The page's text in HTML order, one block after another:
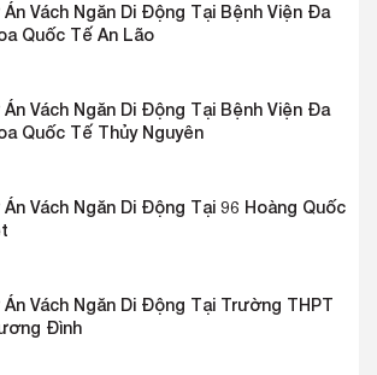
Án Vách Ngăn Di Động Tại Bệnh Viện Đa
Quốc Tế An Lão
Án Vách Ngăn Di Động Tại Bệnh Viện Đa
Quốc Tế Thủy Nguyên
Án Vách Ngăn Di Động Tại 96 Hoàng Quốc
Án Vách Ngăn Di Động Tại Trường THPT
Đình